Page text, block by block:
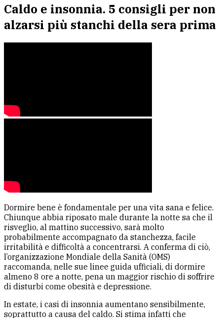
Caldo e insonnia. 5 consigli per non
alzarsi più stanchi della sera prima
Dormire bene è fondamentale per una vita sana e felice.
Chiunque abbia riposato male durante la notte sa che il
risveglio, al mattino successivo, sarà molto
probabilmente accompagnato da stanchezza, facile
irritabilità e difficoltà a concentrarsi. A conferma di ciò,
l’organizzazione Mondiale della Sanità (OMS)
raccomanda, nelle sue linee guida ufficiali, di dormire
almeno 8 ore a notte, pena un maggior rischio di soffrire
di disturbi come obesità e depressione.
In estate, i casi di insonnia aumentano sensibilmente,
soprattutto a causa del caldo. Si stima infatti che